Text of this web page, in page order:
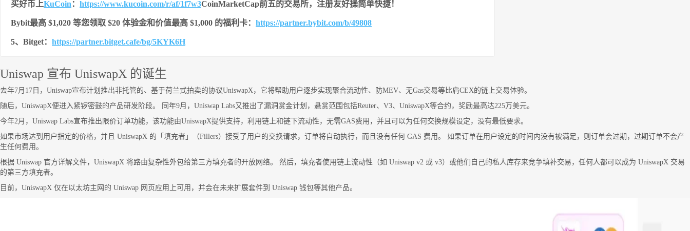
买好币上KuCoin： https://www.kucoin.com/r/af/1f7w3CoinMarketCap前五的交易所，注册友好操简单快捷！
Bybit最高 $1,020 等您领取 $20 体验金和价值最高 $1,000 的福利卡： https://partner.bybit.com/b/49808
5、Bitget： https://partner.bitget.cafe/bg/5KYK6H
Uniswap 宣布 UniswapX 的诞生
去年7月17日，Uniswap宣布计划推出非托管的、基于荷兰式拍卖的协议UniswapX，它将帮助用户逐步实现聚合流动性、防MEV、无Gas交易等比肩CEX的链上交易体验。
随后，UniswapX便进入紧锣密鼓的产品研发阶段。 同年9月，Uniswap Labs又推出了漏洞赏金计划，悬赏范围包括Reuter、V3、UniswapX等合约，奖励最高达225万美元。
今年2月，Uniswap Labs宣布推出限价订单功能，该功能由UniswapX提供支持，利用链上和链下流动性，无需GAS费用，并且可以为任何交换规模设定，没有最低要求。
如果市场达到用户指定的价格，并且 UniswapX 的「填充者」（Fillers）接受了用户的交换请求，订单将自动执行，而且没有任何 GAS 费用。 如果订单在用户设定的时间内没有被满足，则订单会过期，过期订单不会产
生任何费用。
根据 Uniswap 官方详解文件，UniswapX 将路由复杂性外包给第三方填充者的开放网络。 然后，填充者使用链上流动性（如 Uniswap v2 或 v3）或他们自己的私人库存来竞争填补交易，任何人都可以成为 UniswapX 交易
的第三方填充者。
目前，UniswapX 仅在以太坊主网的 Uniswap 网页应用上可用，并会在未来扩展套件到 Uniswap 钱包等其他产品。